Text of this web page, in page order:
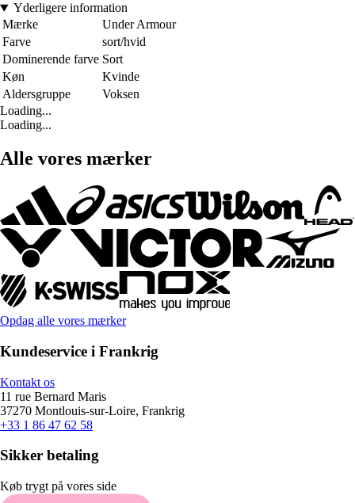
Yderligere information
Mærke
Under Armour
Farve
sort/hvid
Dominerende farve Sort
Køn
Kvinde
Aldersgruppe
Voksen
Loading...
Loading...
Alle vores mærker
Opdag alle vores mærker
Kundeservice i Frankrig
Kontakt os
11 rue Bernard Maris
37270 Montlouis-sur-Loire, Frankrig
+33 1 86 47 62 58
Sikker betaling
Køb trygt på vores side